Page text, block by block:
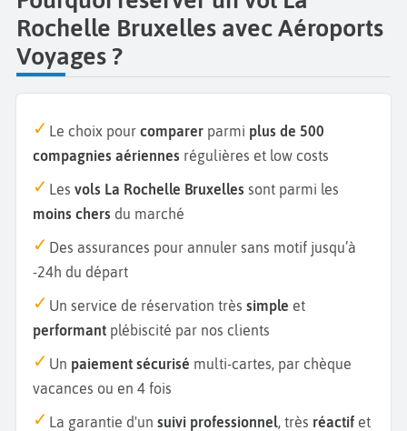
Rochelle Bruxelles avec Aéroports
Voyages ?
Le choix pour comparer parmi plus de 500
compagnies aériennes régulières et low costs
Les vols La Rochelle Bruxelles sont parmi les
moins chers du marché
Des assurances pour annuler sans motif jusqu’à
-24h du départ
Un service de réservation très simple et
performant plébiscité par nos clients
Un paiement sécurisé multi-cartes, par chèque
vacances ou en 4 fois
La garantie d'un suivi professionnel, très réactif et